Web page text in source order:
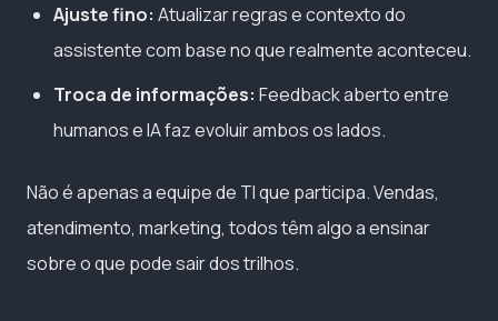
Ajuste fino: Atualizar regras e contexto do
assistente com base no que realmente aconteceu.
Troca de informações: Feedback aberto entre
humanos e IA faz evoluir ambos os lados.
Não é apenas a equipe de TI que participa. Vendas,
atendimento, marketing, todos têm algo a ensinar
sobre o que pode sair dos trilhos.